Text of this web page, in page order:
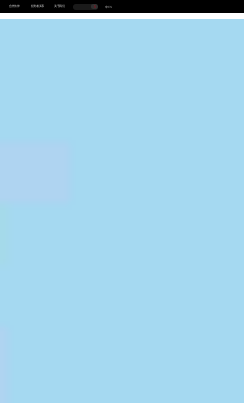
合作伙伴 投资者关系 关于我们 中EN